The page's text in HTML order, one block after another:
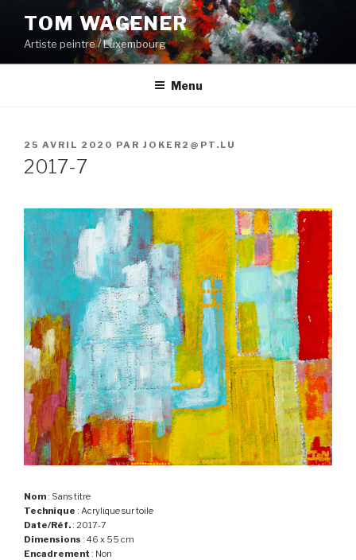
contenu
principal
TOM WAGENER
Artiste peintre / Luxembourg
Menu
PUBLIÉ
LE
25 AVRIL 2020 PAR JOKER2@PT.LU
2017-7
Nom : Sans titre
Technique : Acrylique sur toile
Date/Réf. : 2017-7
Dimensions : 46 x 55 cm
Encadrement : Non